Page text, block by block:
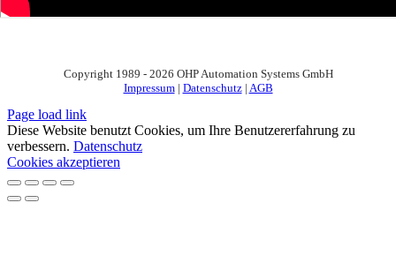
Copyright 1989 - 2026 OHP Automation Systems GmbH
Impressum| Datenschutz| AGB
Page load link
Diese Website benutzt Cookies, um Ihre Benutzererfahrung zu
verbessern. Datenschutz
Cookies akzeptieren